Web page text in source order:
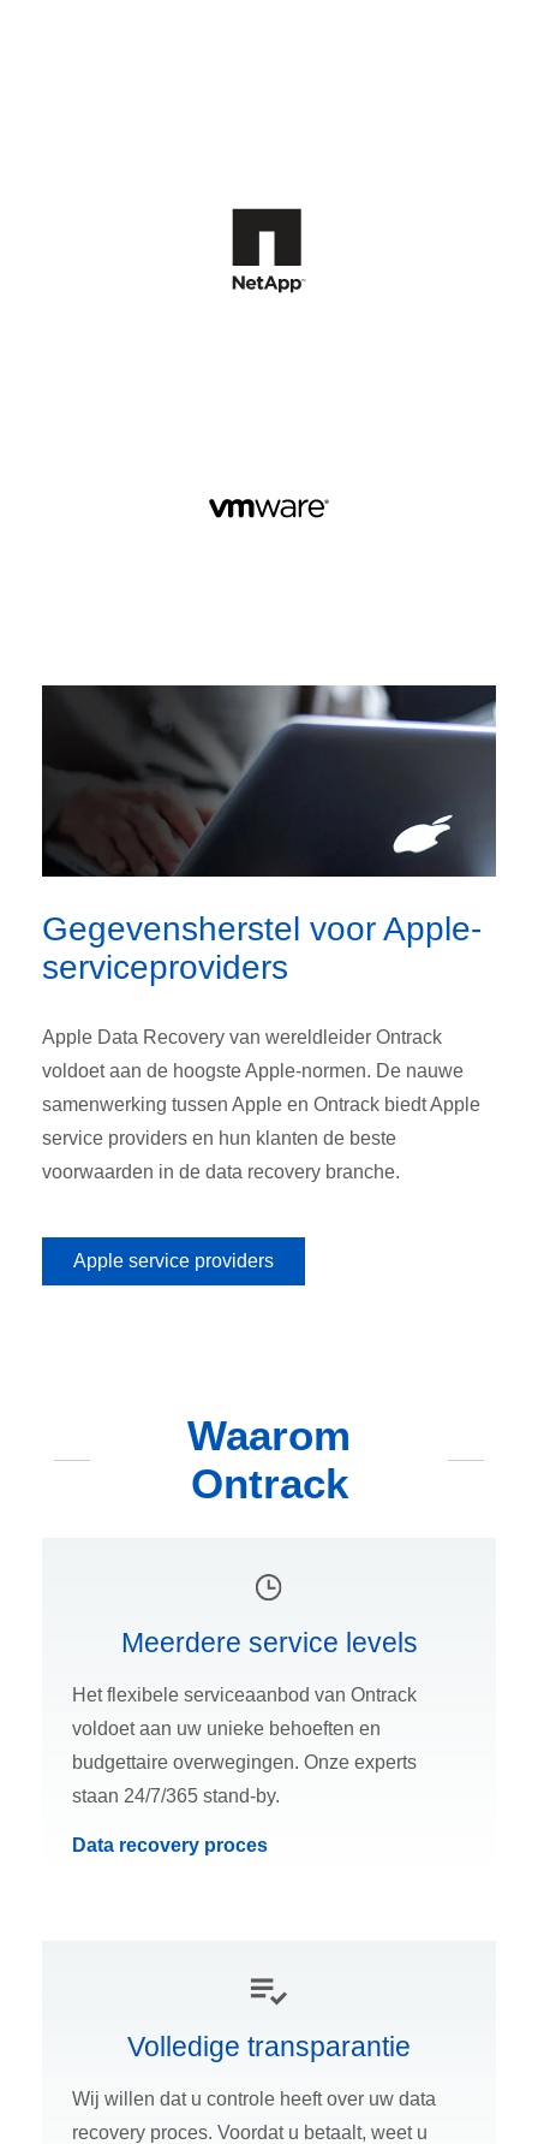
Gegevensherstel voor Apple-
serviceproviders
Apple Data Recovery van wereldleider Ontrack
voldoet aan de hoogste Apple-normen. De nauwe
samenwerking tussen Apple en Ontrack biedt Apple
service providers en hun klanten de beste
voorwaarden in de data recovery branche.
Apple service providers
Waarom
Ontrack
Meerdere service levels
Het flexibele serviceaanbod van Ontrack
voldoet aan uw unieke behoeften en
budgettaire overwegingen. Onze experts
staan 24/7/365 stand-by.
Data recovery proces
Volledige transparantie
Wij willen dat u controle heeft over uw data
recovery proces. Voordat u betaalt, weet u